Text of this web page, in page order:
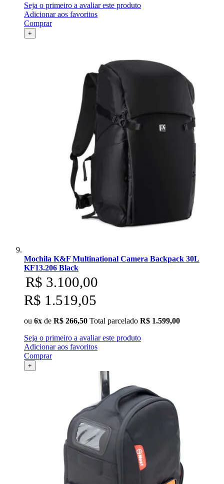
Seja o primeiro a avaliar este produto
Adicionar aos favoritos
Comprar
+
Mochila K&F Multinational Camera Backpack 30L
KF13.206 Black
R$ 3.100,00
R$ 1.519,05
ou 6x de R$ 266,50 Total parcelado R$ 1.599,00
Seja o primeiro a avaliar este produto
Adicionar aos favoritos
Comprar
+